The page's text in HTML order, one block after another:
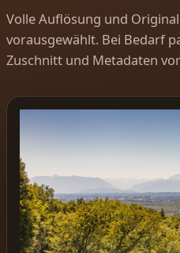
Volle Auflösung und
vorausgewählt. Bei Bedarf
Zuschnitt und Metadaten